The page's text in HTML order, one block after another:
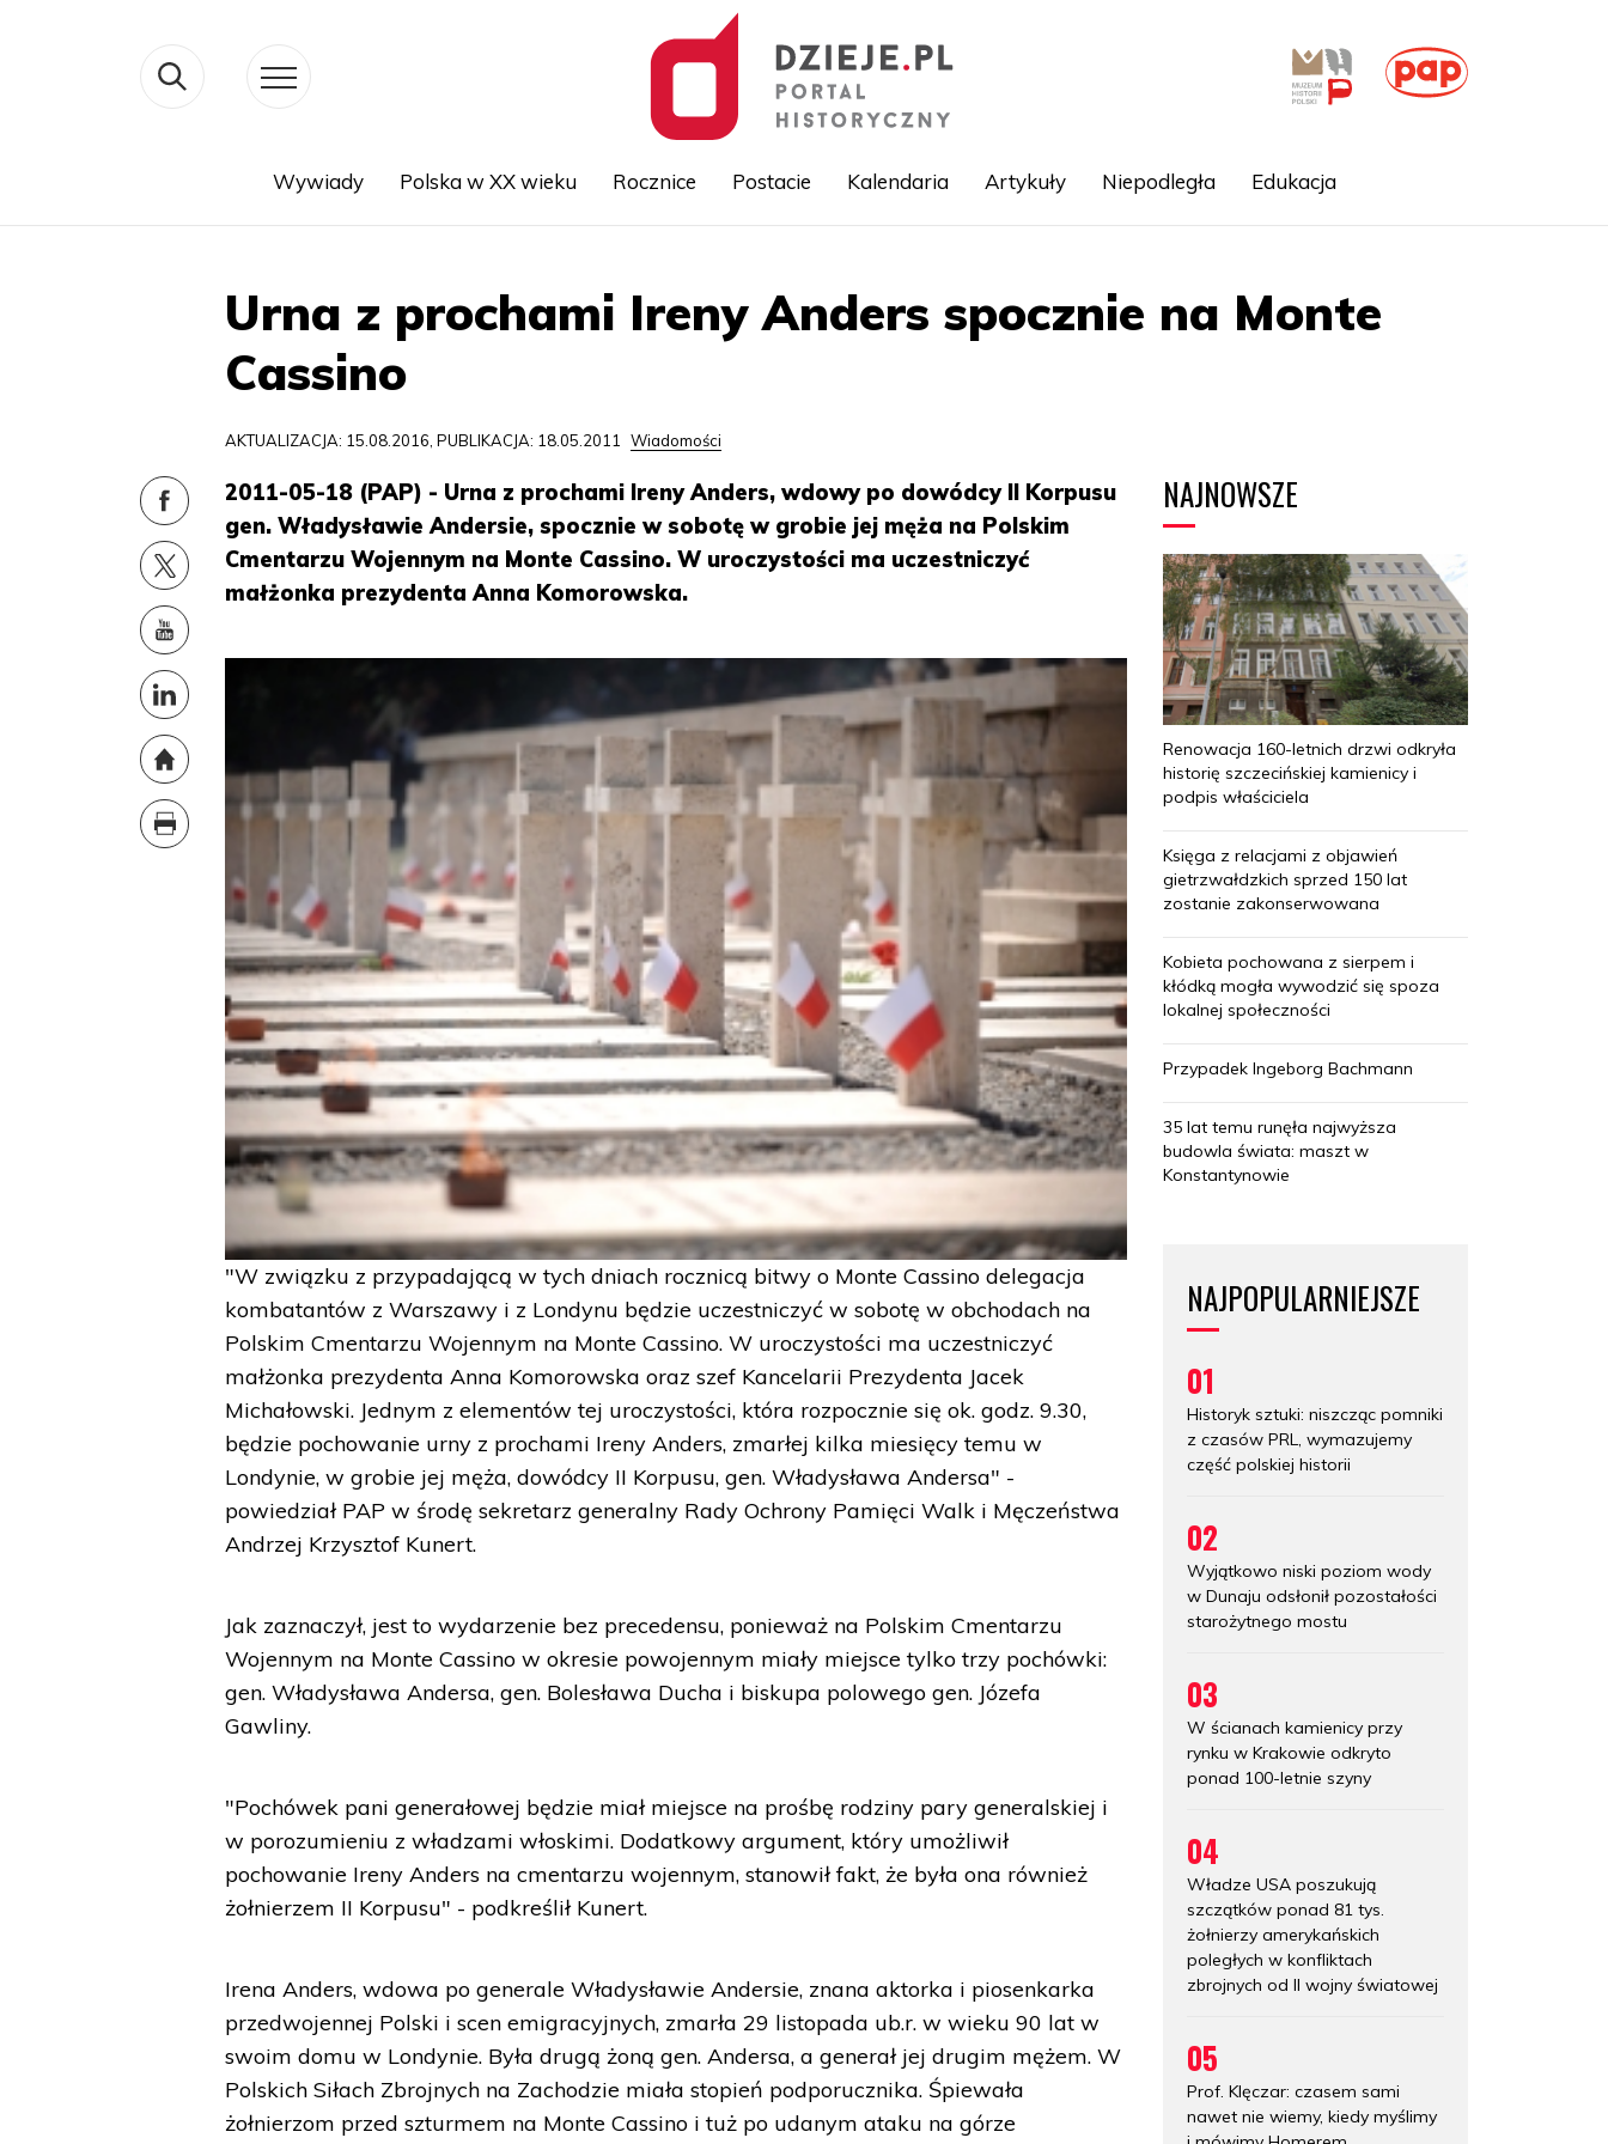
treści
Wywiady Polska w XX wieku Rocznice Postacie Kalendaria Artykuły Niepodległa Edukacja
Urna z prochami Ireny Anders spocznie na Monte
Cassino
AKTUALIZACJA: 15.08.2016, PUBLIKACJA: 18.05.2011 Wiadomości
2011-05-18 (PAP) - Urna z prochami Ireny Anders, wdowy po dowódcy II Korpusu
gen. Władysławie Andersie, spocznie w sobotę w grobie jej męża na Polskim
Cmentarzu Wojennym na Monte Cassino. W uroczystości ma uczestniczyć
małżonka prezydenta Anna Komorowska.
"W związku z przypadającą w tych dniach rocznicą bitwy o Monte Cassino delegacja
kombatantów z Warszawy i z Londynu będzie uczestniczyć w sobotę w obchodach na
Polskim Cmentarzu Wojennym na Monte Cassino. W uroczystości ma uczestniczyć
małżonka prezydenta Anna Komorowska oraz szef Kancelarii Prezydenta Jacek
Michałowski. Jednym z elementów tej uroczystości, która rozpocznie się ok. godz. 9.30,
będzie pochowanie urny z prochami Ireny Anders, zmarłej kilka miesięcy temu w
Londynie, w grobie jej męża, dowódcy II Korpusu, gen. Władysława Andersa" -
powiedział PAP w środę sekretarz generalny Rady Ochrony Pamięci Walk i Męczeństwa
Andrzej Krzysztof Kunert.
Jak zaznaczył, jest to wydarzenie bez precedensu, ponieważ na Polskim Cmentarzu
Wojennym na Monte Cassino w okresie powojennym miały miejsce tylko trzy pochówki:
gen. Władysława Andersa, gen. Bolesława Ducha i biskupa polowego gen. Józefa
Gawliny.
"Pochówek pani generałowej będzie miał miejsce na prośbę rodziny pary generalskiej i
w porozumieniu z władzami włoskimi. Dodatkowy argument, który umożliwił
pochowanie Ireny Anders na cmentarzu wojennym, stanowił fakt, że była ona również
żołnierzem II Korpusu" - podkreślił Kunert.
Irena Anders, wdowa po generale Władysławie Andersie, znana aktorka i piosenkarka
przedwojennej Polski i scen emigracyjnych, zmarła 29 listopada ub.r. w wieku 90 lat w
swoim domu w Londynie. Była drugą żoną gen. Andersa, a generał jej drugim mężem. W
Polskich Siłach Zbrojnych na Zachodzie miała stopień podporucznika. Śpiewała
żołnierzom przed szturmem na Monte Cassino i tuż po udanym ataku na górze
NAJNOWSZE
Renowacja 160-letnich drzwi odkryła
historię szczecińskiej kamienicy i
podpis właściciela
Księga z relacjami z objawień
gietrzwałdzkich sprzed 150 lat
zostanie zakonserwowana
Kobieta pochowana z sierpem i
kłódką mogła wywodzić się spoza
lokalnej społeczności
Przypadek Ingeborg Bachmann
35 lat temu runęła najwyższa
budowla świata: maszt w
Konstantynowie
NAJPOPULARNIEJSZE
01
Historyk sztuki: niszcząc pomniki
z czasów PRL, wymazujemy
część polskiej historii
02
Wyjątkowo niski poziom wody
w Dunaju odsłonił pozostałości
starożytnego mostu
03
W ścianach kamienicy przy
rynku w Krakowie odkryto
ponad 100-letnie szyny
04
Władze USA poszukują
szczątków ponad 81 tys.
żołnierzy amerykańskich
poległych w konfliktach
zbrojnych od II wojny światowej
05
Prof. Klęczar: czasem sami
nawet nie wiemy, kiedy myślimy